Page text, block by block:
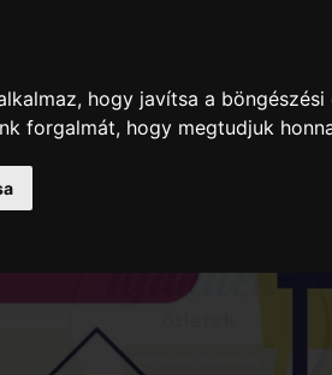
hogy javítsa a
forgalmát, hogy megtudjuk